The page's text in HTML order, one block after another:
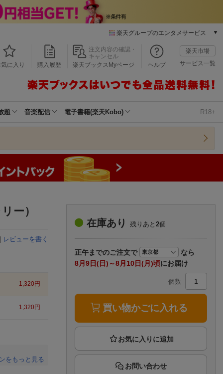
楽天グループのエンタメサービス
本/ゲーム/CD/DVD
楽天ブックス
楽天Kobo
楽天チケット
エンタメニュース
推し楽
気に入り 購入履歴
注文内容の確認・
キャンセル
楽天ブックスMyページ
ヘルプ
楽天市場
サービス一覧
題 音楽配信 電子書籍(楽天Kobo) R18+
ー）
| レビューを書く
1,320円
1,320円
をもっと見る
在庫あり 残りあと 2個
正午までのご注文で
なら
8月9日(日)～8月10日(月)頃にお届け
個数
買い物かごに入れる
お問い合わせ